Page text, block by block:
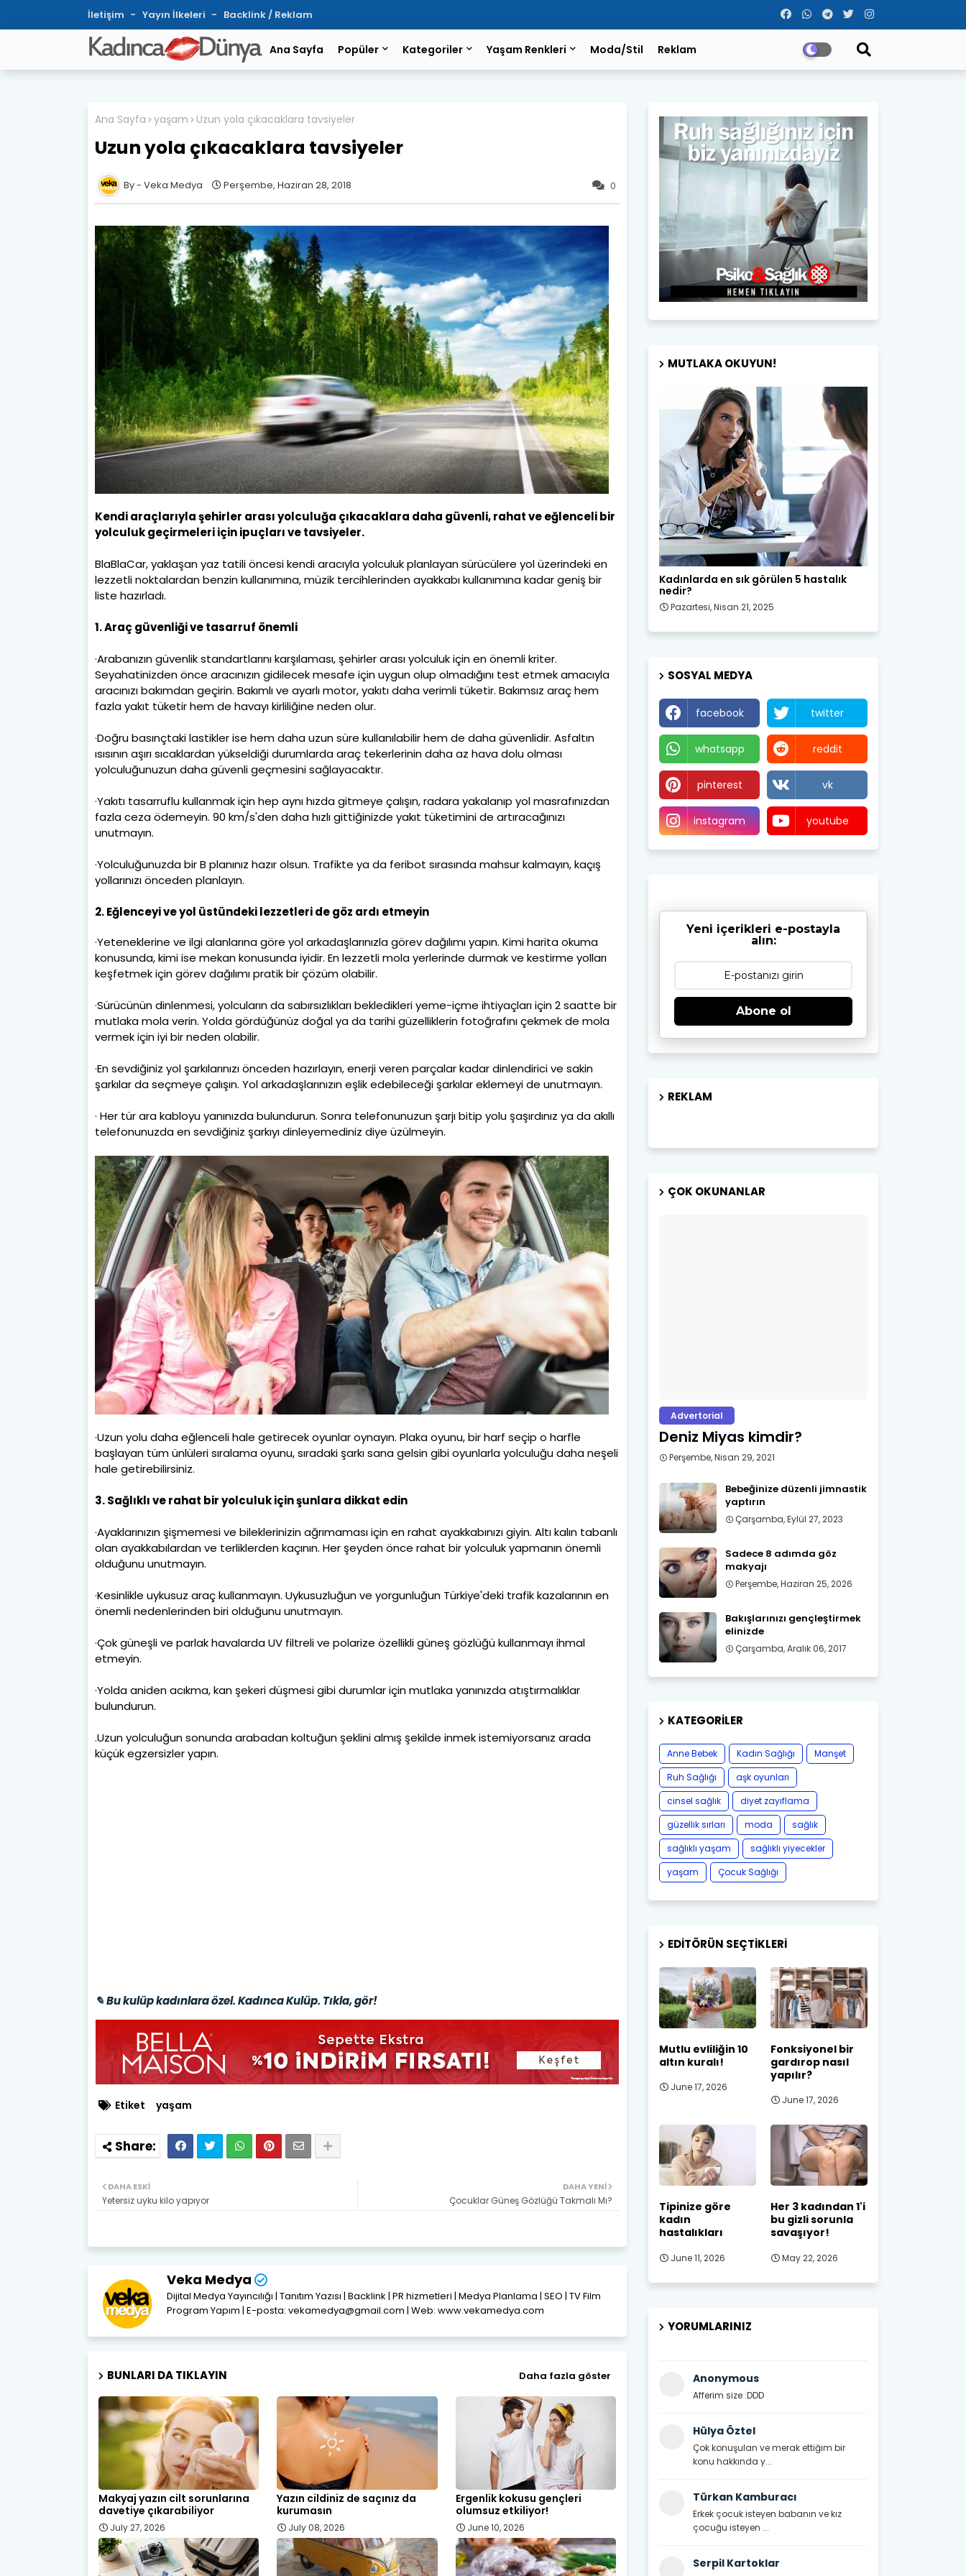
İletişim Yayın İlkeleri Backlink / Reklam
Ana Sayfa Popüler Kategoriler Yaşam Renkleri Moda/Stil Reklam
Ana Sayfa yaşam Uzun yola çıkacaklara tavsiyeler
Uzun yola çıkacaklara tavsiyeler
0
Veka Medya Perşembe, Haziran 28, 2018
Kendi araçlarıyla şehirler arası yolculuğa çıkacaklara daha güvenli, rahat ve eğlenceli bir
yolculuk geçirmeleri için ipuçları ve tavsiyeler.
BlaBlaCar, yaklaşan yaz tatili öncesi kendi aracıyla yolculuk planlayan sürücülere yol üzerindeki en
lezzetli noktalardan benzin kullanımına, müzik tercihlerinden ayakkabı kullanımına kadar geniş bir
liste hazırladı.
1. Araç güvenliği ve tasarruf önemli
·Arabanızın güvenlik standartlarını karşılaması, şehirler arası yolculuk için en önemli kriter.
Seyahatinizden önce aracınızın gidilecek mesafe için uygun olup olmadığını test etmek amacıyla
aracınızı bakımdan geçirin. Bakımlı ve ayarlı motor, yakıtı daha verimli tüketir. Bakımsız araç hem
fazla yakıt tüketir hem de havayı kirliliğine neden olur.
·Doğru basınçtaki lastikler ise hem daha uzun süre kullanılabilir hem de daha güvenlidir. Asfaltın
ısısının aşırı sıcaklardan yükseldiği durumlarda araç tekerlerinin daha az hava dolu olması
yolculuğunuzun daha güvenli geçmesini sağlayacaktır.
·Yakıtı tasarruflu kullanmak için hep aynı hızda gitmeye çalışın, radara yakalanıp yol masrafınızdan
fazla ceza ödemeyin. 90 km/s'den daha hızlı gittiğinizde yakıt tüketimini de artıracağınızı
unutmayın.
·Yolculuğunuzda bir B planınız hazır olsun. Trafikte ya da feribot sırasında mahsur kalmayın, kaçış
yollarınızı önceden planlayın.
2. Eğlenceyi ve yol üstündeki lezzetleri de göz ardı etmeyin
·Yeteneklerine ve ilgi alanlarına göre yol arkadaşlarınızla görev dağılımı yapın. Kimi harita okuma
konusunda, kimi ise mekan konusunda iyidir. En lezzetli mola yerlerinde durmak ve kestirme yolları
keşfetmek için görev dağılımı pratik bir çözüm olabilir.
·Sürücünün dinlenmesi, yolcuların da sabırsızlıkları bekledikleri yeme-içme ihtiyaçları için 2 saatte bir
mutlaka mola verin. Yolda gördüğünüz doğal ya da tarihi güzelliklerin fotoğrafını çekmek de mola
vermek için iyi bir neden olabilir.
·En sevdiğiniz yol şarkılarınızı önceden hazırlayın, enerji veren parçalar kadar dinlendirici ve sakin
şarkılar da seçmeye çalışın. Yol arkadaşlarınızın eşlik edebileceği şarkılar eklemeyi de unutmayın.
· Her tür ara kabloyu yanınızda bulundurun. Sonra telefonunuzun şarjı bitip yolu şaşırdınız ya da akıllı
telefonunuzda en sevdiğiniz şarkıyı dinleyemediniz diye üzülmeyin.
·Uzun yolu daha eğlenceli hale getirecek oyunlar oynayın. Plaka oyunu, bir harf seçip o harfle
başlayan tüm ünlüleri sıralama oyunu, sıradaki şarkı sana gelsin gibi oyunlarla yolculuğu daha neşeli
hale getirebilirsiniz.
3. Sağlıklı ve rahat bir yolculuk için şunlara dikkat edin
·Ayaklarınızın şişmemesi ve bileklerinizin ağrımaması için en rahat ayakkabınızı giyin. Altı kalın tabanlı
olan ayakkabılardan ve terliklerden kaçının. Her şeyden önce rahat bir yolculuk yapmanın önemli
olduğunu unutmayın.
·Kesinlikle uykusuz araç kullanmayın. Uykusuzluğun ve yorgunluğun Türkiye'deki trafik kazalarının en
önemli nedenlerinden biri olduğunu unutmayın.
·Çok güneşli ve parlak havalarda UV filtreli ve polarize özellikli güneş gözlüğü kullanmayı ihmal
etmeyin.
·Yolda aniden acıkma, kan şekeri düşmesi gibi durumlar için mutlaka yanınızda atıştırmalıklar
bulundurun.
.Uzun yolculuğun sonunda arabadan koltuğun şeklini almış şekilde inmek istemiyorsanız arada
küçük egzersizler yapın.
✎ Bu kulüp kadınlara özel. Kadınca Kulüp. Tıkla, gör!
Etiket yaşam
DAHA YENI
Çocuklar Güneş Gözlüğü Takmalı Mı?
DAHA ESKI
Yetersiz uyku kilo yapıyor
Veka Medya
Dijital Medya Yayıncılığı | Tanıtım Yazısı | Backlink | PR hizmetleri | Medya Planlama | SEO | TV Film
Program Yapım | E-posta: vekamedya@gmail.com | Web: www.vekamedya.com
BUNLARI DA TIKLAYIN Daha fazla göster
Makyaj yazın cilt sorunlarına
davetiye çıkarabiliyor
July 27, 2026
Yazın cildiniz de saçınız da
kurumasın
July 08, 2026
Ergenlik kokusu gençleri
olumsuz etkiliyor!
June 10, 2026
MUTLAKA OKUYUN!
Kadın Sağlığı
Kadınlarda en sık görülen 5 hastalık
nedir?
Pazartesi, Nisan 21, 2025
SOSYAL MEDYA
facebook twitter
whatsapp reddit
pinterest vk
instagram youtube
Yeni içerikleri e-postayla
alın:
Abone ol
REKLAM
ÇOK OKUNANLAR
Advertorial
Deniz Miyas kimdir?
Perşembe, Nisan 29, 2021
Bebeğinize düzenli jimnastik
yaptırın
Çarşamba, Eylül 27, 2023
Sadece 8 adımda göz
makyajı
Perşembe, Haziran 25, 2026
Bakışlarınızı gençleştirmek
elinizde
Çarşamba, Aralık 06, 2017
KATEGORILER
Anne Bebek Kadın Sağlığı
Manşet
Ruh Sağlığı
aşk oyunları
cinsel sağlık
diyet zayıflama
güzellik sırları
moda
sağlık
sağlıklı yaşam
sağlıklı yiyecekler
yaşam
Çocuk Sağlığı
EDITÖRÜN SEÇTIKLERI
Mutlu evliliğin 10
altın kuralı!
June 17, 2026
Fonksiyonel bir
gardırop nasıl
yapılır?
June 17, 2026
Tipinize göre
kadın
hastalıkları
June 11, 2026
Her 3 kadından 1'i
bu gizli sorunla
savaşıyor!
May 22, 2026
YORUMLARINIZ
Anonymous
Afferim size :DDD
Hülya Öztel
Çok konuşulan ve merak ettiğim bir
konu hakkında y...
Türkan Kamburacı
Erkek çocuk isteyen babanın ve kız
çocuğu isteyen ...
Serpil Kartoklar